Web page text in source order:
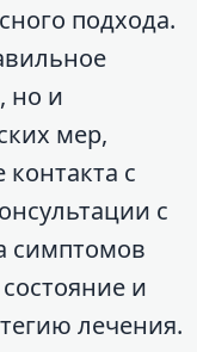
подхода.
но и
мер,
с
с
симптомов
и
лечения.